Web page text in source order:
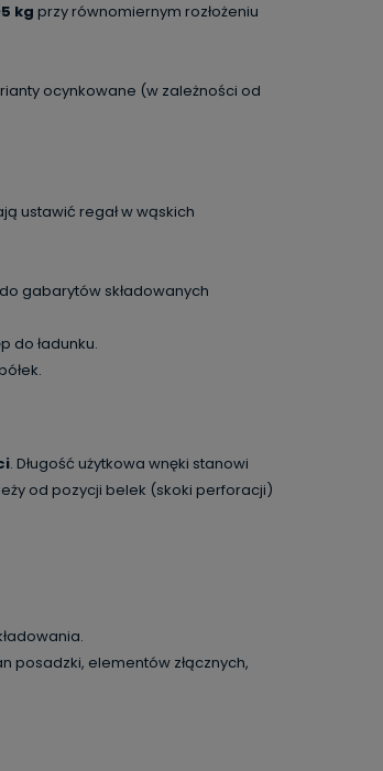
kg przy równomiernym rozłożeniu
ocynkowane (w zależności od
ustawić regał w wąskich
gabarytów składowanych
do ładunku.
. Długość użytkowa wnęki stanowi
od pozycji belek (skoki perforacji)
posadzki, elementów złącznych,